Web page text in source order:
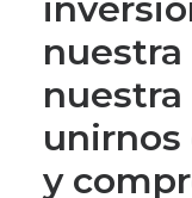
nuestra
unirnos
y